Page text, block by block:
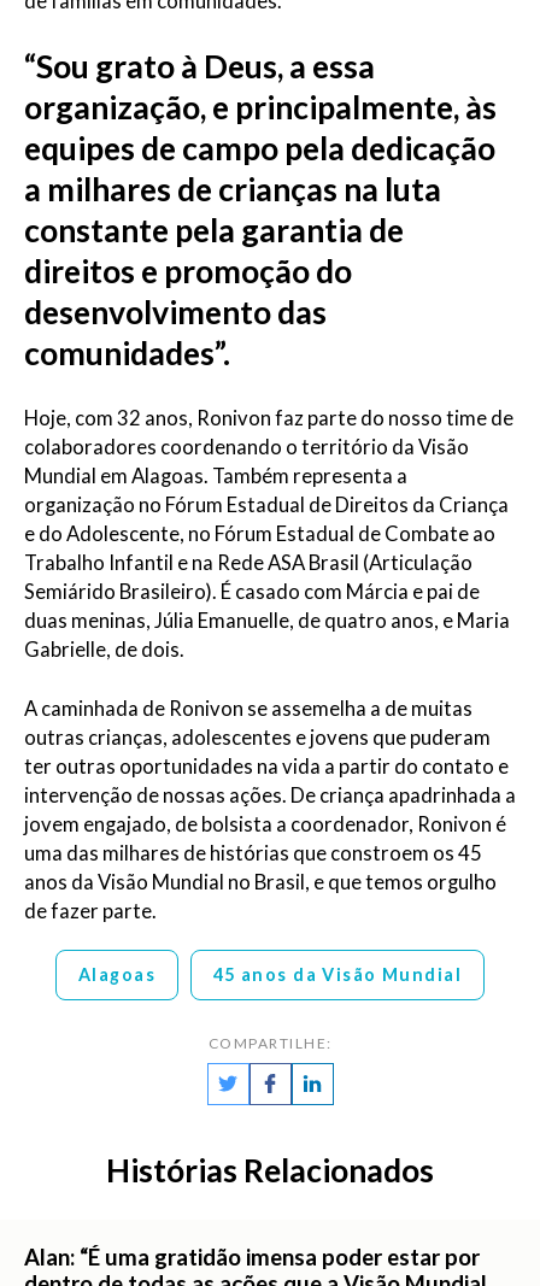
“Sou grato à Deus, a essa
organização, e principalmente, às
equipes de campo pela dedicação
a milhares de crianças na luta
constante pela garantia de
direitos e promoção do
desenvolvimento das
comunidades”.
Hoje, com 32 anos, Ronivon faz parte do nosso time de
colaboradores coordenando o território da Visão
Mundial em Alagoas. Também representa a
organização no Fórum Estadual de Direitos da Criança
e do Adolescente, no Fórum Estadual de Combate ao
Trabalho Infantil e na Rede ASA Brasil (Articulação
Semiárido Brasileiro). É casado com Márcia e pai de
duas meninas, Júlia Emanuelle, de quatro anos, e Maria
Gabrielle, de dois.
A caminhada de Ronivon se assemelha a de muitas
outras crianças, adolescentes e jovens que puderam
ter outras oportunidades na vida a partir do contato e
intervenção de nossas ações. De criança apadrinhada a
jovem engajado, de bolsista a coordenador, Ronivon é
uma das milhares de histórias que constroem os 45
anos da Visão Mundial no Brasil, e que temos orgulho
de fazer parte.
Alagoas 45 anos da Visão Mundial
COMPARTILHE:
Histórias Relacionados
Alan: “É uma gratidão imensa poder estar por